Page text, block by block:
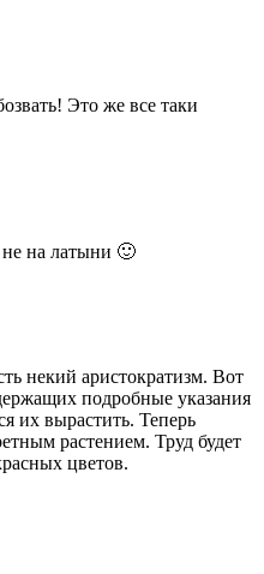
Это же все таки
не на латыни 🙂
некий аристократизм. Вот
подробные указания
их вырастить. Теперь
растением. Труд будет
цветов.